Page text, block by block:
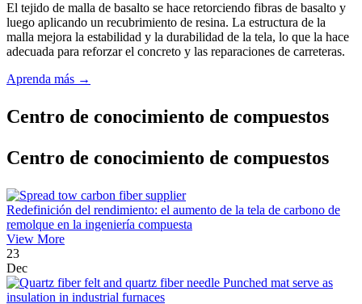
El tejido de malla de basalto se hace retorciendo fibras de basalto y
luego aplicando un recubrimiento de resina. La estructura de la
malla mejora la estabilidad y la durabilidad de la tela, lo que la hace
adecuada para reforzar el concreto y las reparaciones de carreteras.
Aprenda más →
Centro de conocimiento de compuestos
Centro de conocimiento de compuestos
Redefinición del rendimiento: el aumento de la tela de carbono de
remolque en la ingeniería compuesta
View More
23
Dec